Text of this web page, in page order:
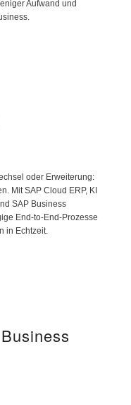
Aufwand und
oder Erweiterung:
Mit SAP Cloud ERP, KI
SAP Business
End-to-End-Prozesse
in Echtzeit.